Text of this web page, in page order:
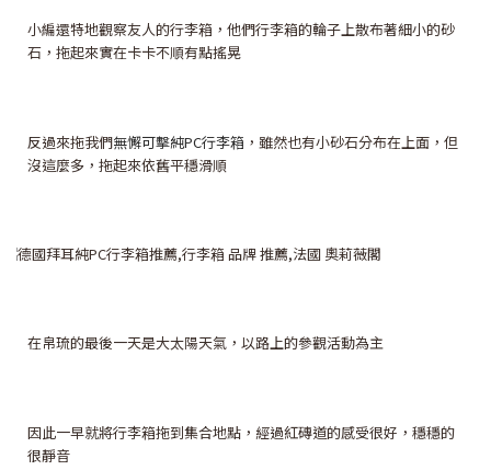
小編還特地觀察友人的行李箱，他們行李箱的輪子上散布著細小的砂
石，拖起來實在卡卡不順有點搖晃
反過來拖我們無懈可擊純PC行李箱 ，雖然也有小砂石分布在上面，但
沒這麼多，拖起來依舊平穩滑順
在帛琉的最後一天是大太陽天氣，以路上的參觀活動為主
因此一早就將行李箱拖到集合地點，經過紅磚道的感受很好，穩穩的
很靜音